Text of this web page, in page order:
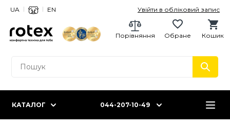
UA EN Увійти в обліковий запис
Кошик
Обране
Порівняння
КАТАЛОГ 044-207-10-49